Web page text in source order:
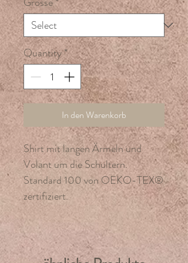
Quantity*
In den Warenkorb
Shirt mit langen Ärmeln und
Volant um die Schultern.
Standard 100 von OEKO-TEX®
zertifiziert.
Bio-Baumwolle 95%,
Elasthan 5%